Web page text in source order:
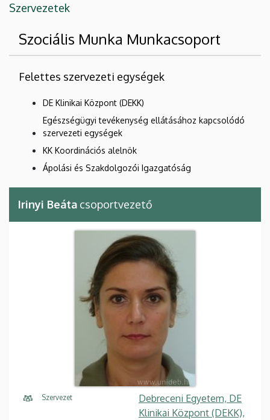
Szervezetek
Szociális Munka Munkacsoport
Felettes szervezeti egységek
DE Klinikai Központ (DEKK)
Egészségügyi tevékenység ellátásához kapcsolódó
szervezeti egységek
KK Koordinációs alelnök
Ápolási és Szakdolgozói Igazgatóság
Irinyi Beáta csoportvezető
Szervezet
Debreceni Egyetem, DE
Klinikai Központ (DEKK),